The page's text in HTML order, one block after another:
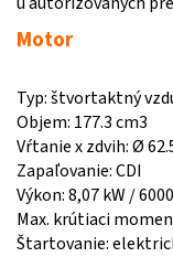
Motor
Typ: štvortaktný
Objem: 177.3 cm3
Vŕtanie x zdvih: Ø
Zapaľovanie: CDI
Výkon: 8,07 kW /
Max. krútiaci
Štartovanie: